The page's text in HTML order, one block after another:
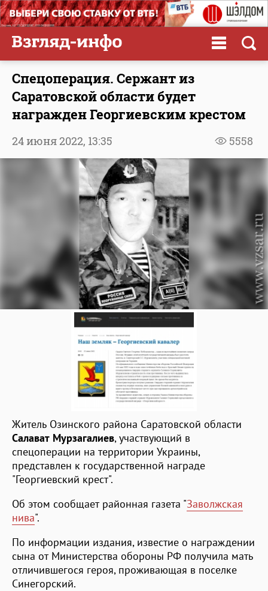
Спецоперация. Сержант из
Саратовской области будет
награжден Георгиевским крестом
5558
24 июня 2022, 13:35
Житель Озинского района Саратовской области
Салават Мурзагалиев, участвующий в
спецоперации на территории Украины,
представлен к государственной награде
"Георгиевский крест".
Об этом сообщает районная газета "Заволжская
нива".
По информации издания, известие о награждении
сына от Министерства обороны РФ получила мать
отличившегося героя, проживающая в поселке
Синегорский.